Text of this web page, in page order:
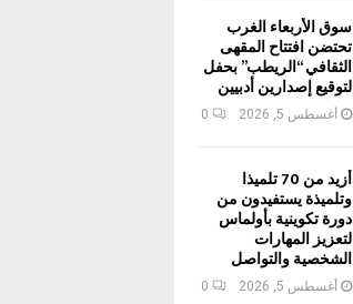
سوق الأربعاء الغرب
تحتضن افتتاح المقهى
الثقافي “الريطب” بحفل
لتوقيع إصدارين أدبيين
أغسطس 5, 2026 0
أزيد من 70 تلميذا
وتلميذة يستفيدون من
دورة تكوينية بأولماس
لتعزيز المهارات
الشخصية والتواصل
أغسطس 5, 2026 0